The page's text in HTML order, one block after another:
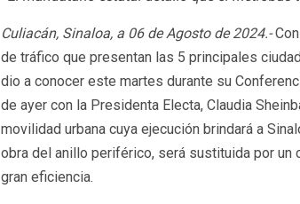
Culiacán, Sinaloa, a 06 de Agosto de 2024.-
de tráfico que presentan las 5 principales
dio a conocer este martes durante su
de ayer con la Presidenta Electa, Claudia
movilidad urbana cuya ejecución brindará a
obra del anillo periférico, será sustituida por
gran eficiencia.